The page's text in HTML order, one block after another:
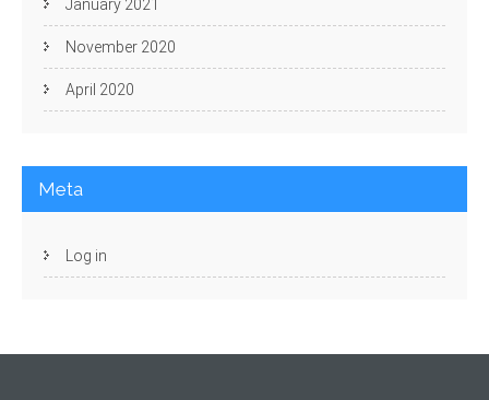
January 2021
November 2020
April 2020
Meta
Log in